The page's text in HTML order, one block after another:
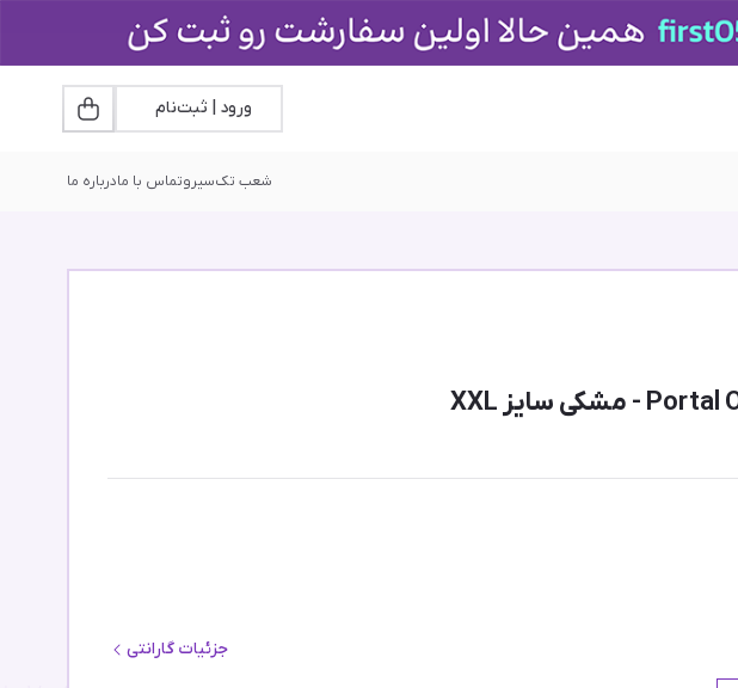
ورود | ثبت‌نام
شعب تک‌سیروتماس با مادرباره ما
جزئیات گارانتی